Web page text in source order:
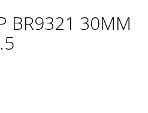
BR9321 30MM